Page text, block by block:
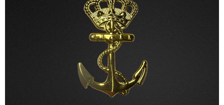
Caps & Beklædning
Distinktioner / Epaulettes